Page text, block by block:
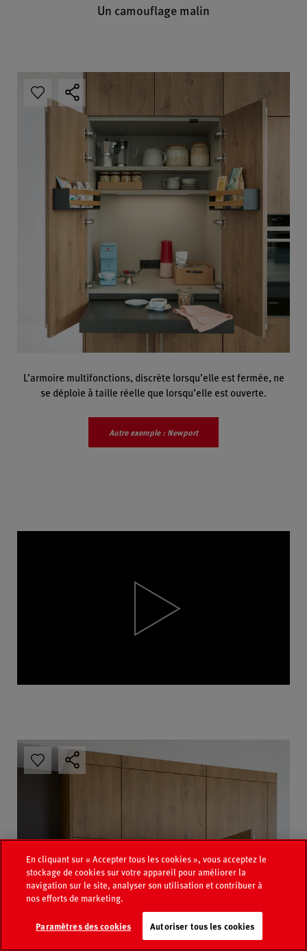
Un camouflage malin
L’armoire multifonctions, discrète lorsqu’elle est fermée, ne
se déploie à taille réelle que lorsqu’elle est ouverte.
Autre exemple : Newport
Catalogue
Recherche de
revendeurs
En cliquant sur « Accepter tous les cookies », vous acceptez le
stockage de cookies sur votre appareil pour améliorer la
navigation sur le site, analyser son utilisation et contribuer à
nos efforts de marketing.
Paramètres des cookies Autoriser tous les cookies